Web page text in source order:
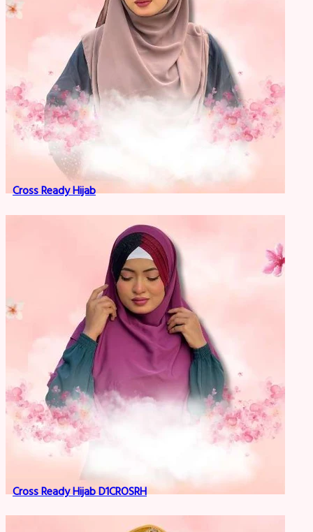
Cross Ready Hijab
Cross Ready Hijab D1CROSRH